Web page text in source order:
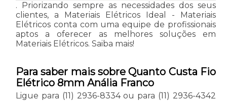
. Priorizando sempre as necessidades dos seus
clientes, a Materiais Elétricos Ideal - Materiais
Elétricos conta com uma equipe de profissionais
aptos a oferecer as melhores soluções em
Materiais Elétricos. Saiba mais!
Para saber mais sobre Quanto Custa Fio
Elétrico 8mm Anália Franco
Ligue para (11) 2936-8334ou para (11) 2936-4342